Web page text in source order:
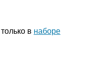
в наборе